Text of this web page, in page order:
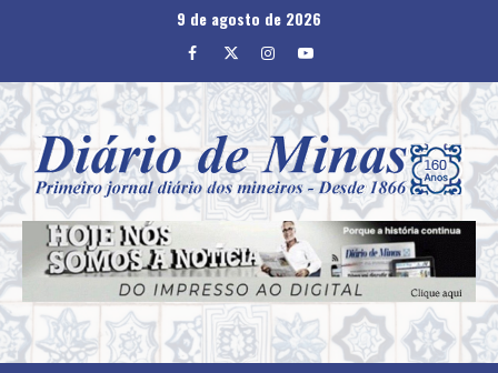
9 de agosto de 2026
Facebook
TwitterInstagram
Youtube